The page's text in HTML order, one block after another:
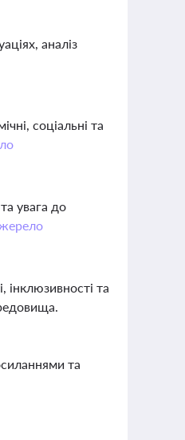
аналіз
соціальні та
увага до
та
та